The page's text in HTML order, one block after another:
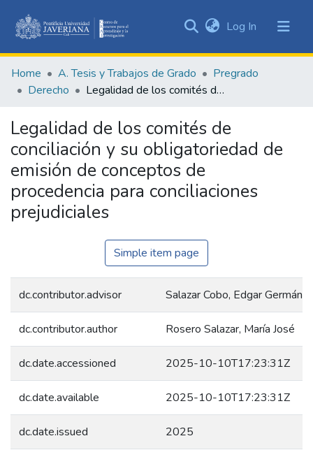
&
Collections
Statistics
Log In (current)
Home A. Tesis y Trabajos de Grado
Pregrado
Derecho
Legalidad de los comités de conciliación y su obligatoriedad de emisión de conceptos de procedencia para conciliaciones prejudiciales
Legalidad de los comités de
conciliación y su obligatoriedad de
emisión de conceptos de
procedencia para conciliaciones
prejudiciales
Simple item page
dc.contributor.advisor Salazar Cobo, Edgar Germán
dc.contributor.author Rosero Salazar, María José
dc.date.accessioned 2025-10-10T17:23:31Z
dc.date.available 2025-10-10T17:23:31Z
dc.date.issued 2025